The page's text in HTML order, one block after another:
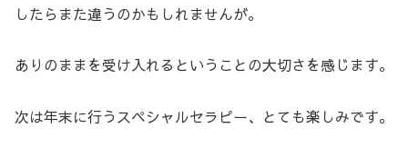
したらまた違うのかもしれませんが。
ありのままを受け入れるということの大切さを感じます。
次は年末に行うスペシャルセラピー、とても楽しみです。